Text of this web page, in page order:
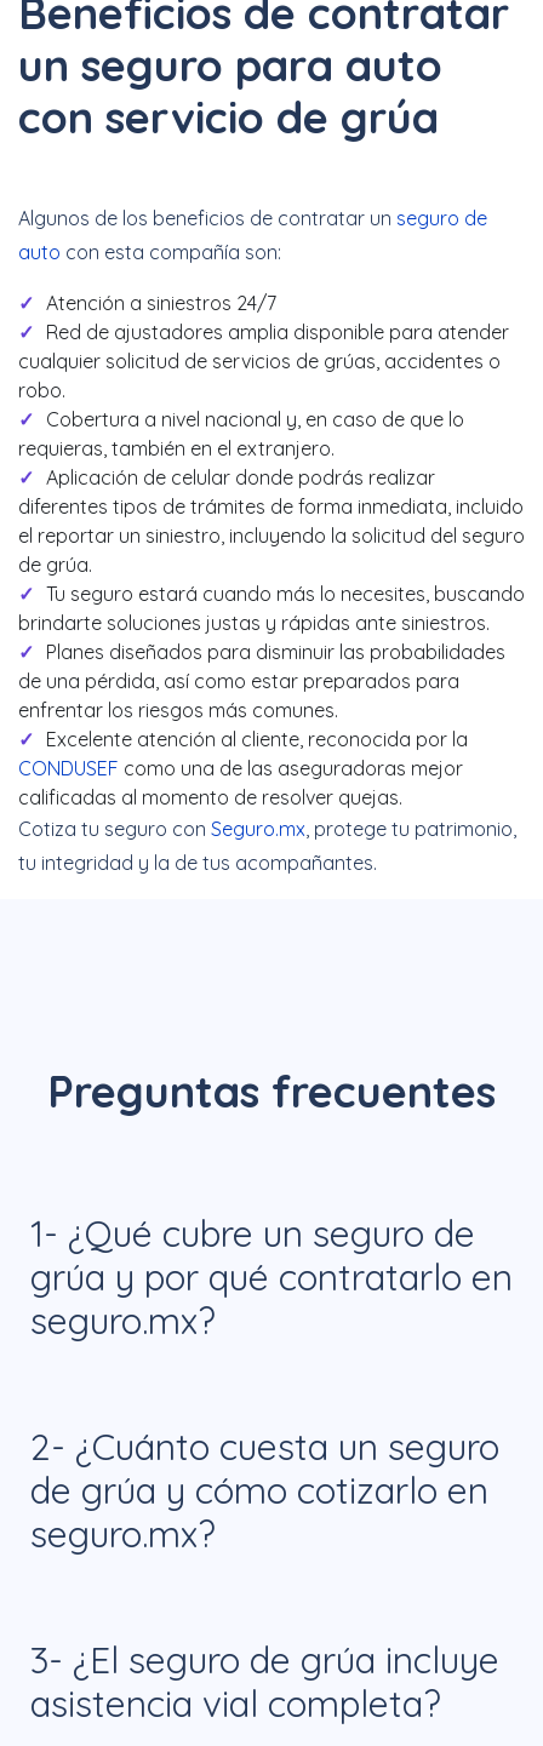
Beneficios de contratar
un seguro para auto
con servicio de grúa
Algunos de los beneficios de contratar un seguro de
auto con esta compañía son:
Atención a siniestros 24/7
Red de ajustadores amplia disponible para atender
cualquier solicitud de servicios de grúas, accidentes o
robo.
Cobertura a nivel nacional y, en caso de que lo
requieras, también en el extranjero.
Aplicación de celular donde podrás realizar
diferentes tipos de trámites de forma inmediata, incluido
el reportar un siniestro, incluyendo la solicitud del seguro
de grúa.
Tu seguro estará cuando más lo necesites, buscando
brindarte soluciones justas y rápidas ante siniestros.
Planes diseñados para disminuir las probabilidades
de una pérdida, así como estar preparados para
enfrentar los riesgos más comunes.
Excelente atención al cliente, reconocida por la
CONDUSEF como una de las aseguradoras mejor
calificadas al momento de resolver quejas.
Cotiza tu seguro con Seguro.mx , protege tu patrimonio,
tu integridad y la de tus acompañantes.
Preguntas frecuentes
1- ¿Qué cubre un seguro de
grúa y por qué contratarlo en
seguro.mx?
arrastre, asistencia vial y traslado de tu
vehículo en caso de fallas o accidentes. Al
contratar tu seguro de grúa en
precios competitivos que te ayudan a
resolver cualquier imprevisto sin afectar
2- ¿Cuánto cuesta un seguro
de grúa y cómo cotizarlo en
seguro.mx?
de factores como tu ubicación, tipo de
vehículo y nivel de cobertura. En
3- ¿El seguro de grúa incluye
asistencia vial completa?